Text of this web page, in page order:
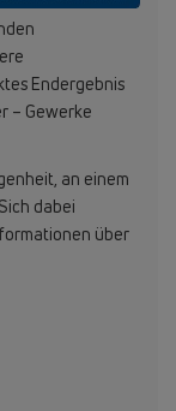
Endergebnis
– Gewerke
an einem
dabei
über